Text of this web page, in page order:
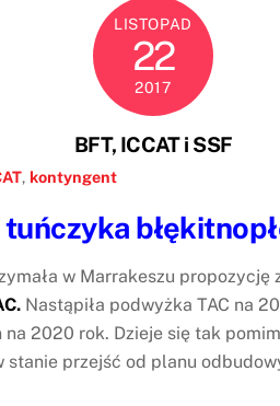
LISTOPAD
22
2017
BFT, ICCAT i SSF
, kontyngent
w Marrakeszu
Nastąpiła podwyżka TAC na
2020 rok. Dzieje się tak
stanie przejść od planu